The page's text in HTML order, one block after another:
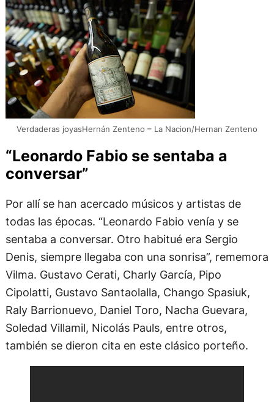
Verdaderas joyasHernán Zenteno – La Nacion/Hernan Zenteno
“Leonardo Fabio se sentaba a
conversar”
Por allí se han acercado músicos y artistas de
todas las épocas. “Leonardo Fabio venía y se
sentaba a conversar. Otro habitué era Sergio
Denis, siempre llegaba con una sonrisa”, rememora
Vilma. Gustavo Cerati, Charly García, Pipo
Cipolatti, Gustavo Santaolalla, Chango Spasiuk,
Raly Barrionuevo, Daniel Toro, Nacha Guevara,
Soledad Villamil, Nicolás Pauls, entre otros,
también se dieron cita en este clásico porteño.